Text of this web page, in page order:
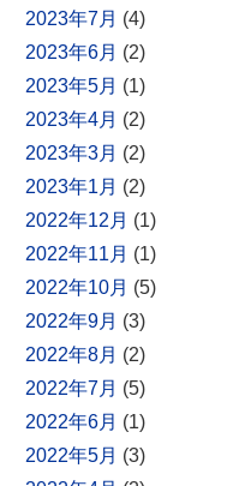
2023年7月 (4)
2023年6月 (2)
2023年5月 (1)
2023年4月 (2)
2023年3月 (2)
2023年1月 (2)
2022年12月 (1)
2022年11月 (1)
2022年10月 (5)
2022年9月 (3)
2022年8月 (2)
2022年7月 (5)
2022年6月 (1)
2022年5月 (3)